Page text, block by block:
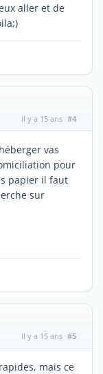
aller et de
il y a 15 ans #4
vas
pour
papier il faut
sur
il y a 15 ans #5
mais ce